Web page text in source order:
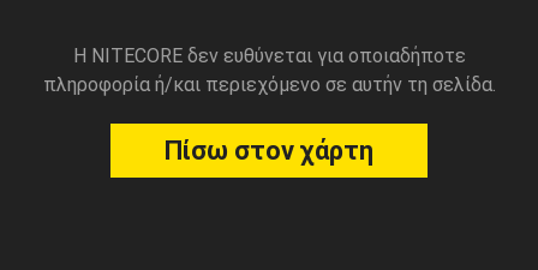
Η NITECORE δεν ευθύνεται για οποιαδήποτε
πληροφορία ή/και περιεχόμενο σε αυτήν τη σελίδα.
Πίσω στον χάρτη